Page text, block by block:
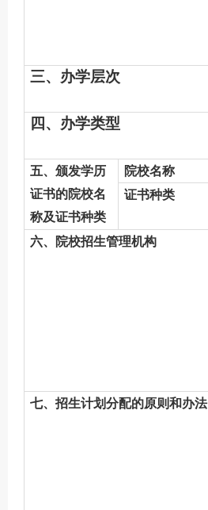
三、办学层次
四、办学类型
五、颁发学历
证书的院校名
称及证书种类
院校名称
证书种类
六、院校招生管理机构
七、招生计划分配的原则和办法